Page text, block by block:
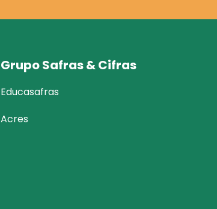
Grupo Safras & Cifras
Educasafras
Acres